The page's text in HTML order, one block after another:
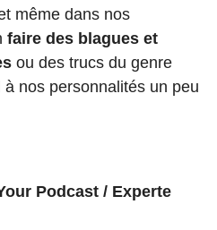
même dans nos
faire des blagues et
ou des trucs du genre
nos personnalités un peu
Podcast / Experte